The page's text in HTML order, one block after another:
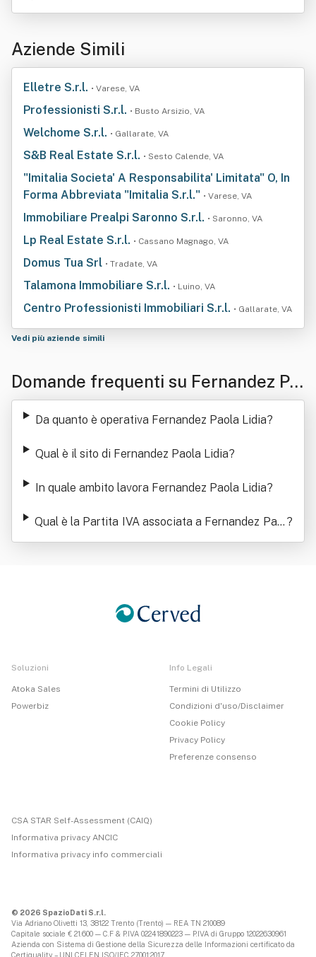
Aziende Simili
Elletre S.r.l. • Varese, VA
Professionisti S.r.l. • Busto Arsizio, VA
Welchome S.r.l. • Gallarate, VA
S&B Real Estate S.r.l. • Sesto Calende, VA
"Imitalia Societa' A Responsabilita' Limitata" O, In
Forma Abbreviata "Imitalia S.r.l." • Varese, VA
Immobiliare Prealpi Saronno S.r.l. • Saronno, VA
Lp Real Estate S.r.l. • Cassano Magnago, VA
Domus Tua Srl • Tradate, VA
Talamona Immobiliare S.r.l. • Luino, VA
Centro Professionisti Immobiliari S.r.l. • Gallarate, VA
Vedi più aziende simili
Domande frequenti su Fernandez Pa
ola Lidia
Da quanto è operativa Fernandez Paola Lidia?
Qual è il sito di Fernandez Paola Lidia?
In quale ambito lavora Fernandez Paola Lidia?
Qual è la Partita IVA associata a Fernandez Paol
a Lidia
?
Soluzioni
Atoka Sales
Powerbiz
Info Legali
Termini di Utilizzo
Condizioni d'uso/Disclaimer
Cookie Policy
Privacy Policy
Preferenze consenso
CSA STAR Self-Assessment (CAIQ)
Informativa privacy ANCIC
Informativa privacy info commerciali
© 2026 SpazioDati S.r.l.
Via Adriano Olivetti 13, 38122 Trento (Trento) — REA TN 210089
Capitale sociale € 21.600 — C.F & P.IVA 02241890223 — P.IVA di Gruppo 12022630961
Azienda con Sistema di Gestione della Sicurezza delle Informazioni certificato da
Certiquality – UNI CEI EN ISO/IEC 27001:2017